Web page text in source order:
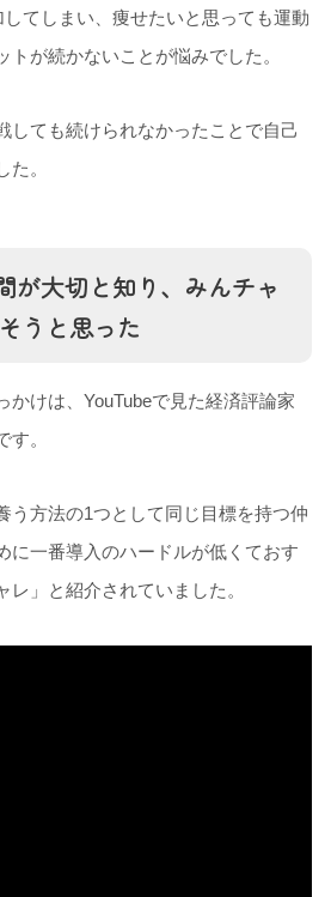
てしまい、痩せたいと思っても運動
が続かないことが悩みでした。
しても続けられなかったことで自己
。
が大切と知り、みんチャ
うと思った
けは、 YouTubeで見た経済評論家
す。
う方法の1つとして同じ目標を持つ仲
に一番導入のハードルが低くておす
」と紹介されていました。